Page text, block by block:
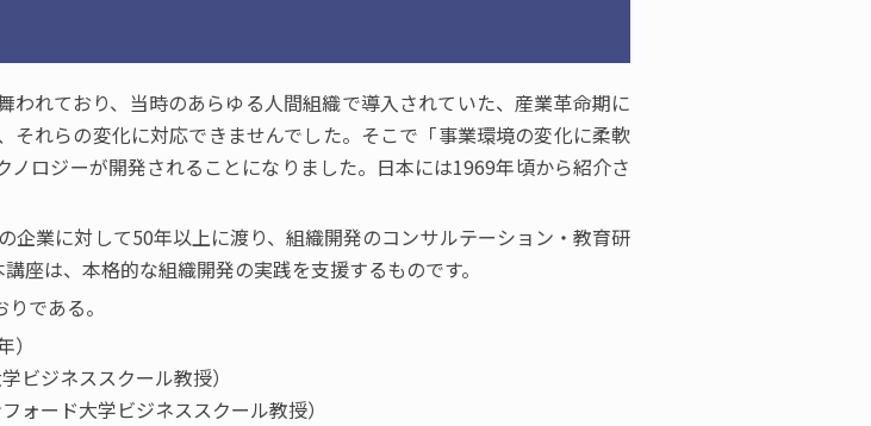
れており、当時のあらゆる人間組織で導入されていた、産業革命期に
れらの変化に対応できませんでした。そこで「事業環境の変化に柔軟
ロジーが開発されることになりました。日本には1969年頃から紹介さ
業に対して50年以上に渡り、組織開発のコンサルテーション・教育研
座は、本格的な組織開発の実践を支援するものです。
である。
ジネススクール教授）
ド大学ビジネススクール教授）